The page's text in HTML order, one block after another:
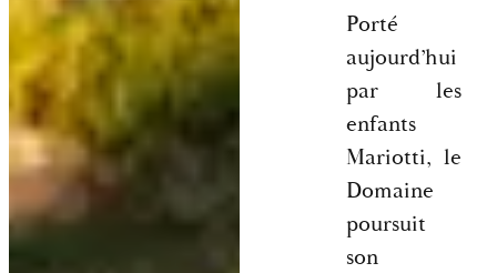
Porté
aujourd’hui
par les
enfants
Mariotti, le
Domaine
poursuit
son